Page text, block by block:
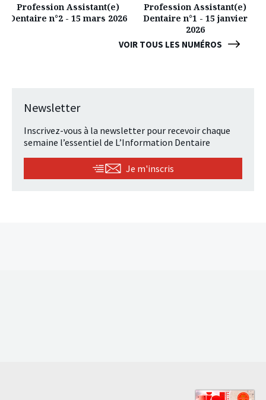
VOIR TOUS LES NUMÉROS
Profession Assistant(e)
Dentaire n°2 - 15 mars 2026
Profession Assistant(e)
Dentaire n°1 - 15 janvier
2026
Newsletter
Inscrivez-vous à la newsletter pour recevoir chaque
semaine l’essentiel de L’Information Dentaire
Je m'inscris